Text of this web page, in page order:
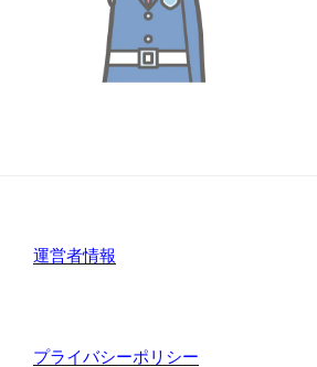
運営者情報
プライバシーポリシー